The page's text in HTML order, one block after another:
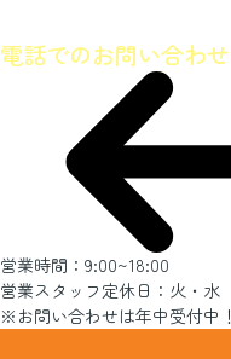
電話でのお問い合わせ
営業時間：9:00~18:00
営業スタッフ定休日：火・水
※お問い合わせは年中受付中！